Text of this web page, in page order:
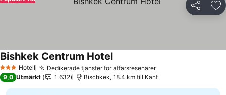
Dela
3 StjärnorHotell Dedikerade tjänster för affärsresenärerSe priser
Bishkek Centrum HotelSe priser
9,0 Utmärkt 1 632 Bischkek, 18.4 km till Kant